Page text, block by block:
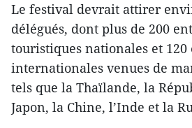
Le festival devrait attirer
délégués, dont plus de 200
touristiques nationales et 120
internationales venues de
tels que la Thaïlande, la
Japon, la Chine, l’Inde et la